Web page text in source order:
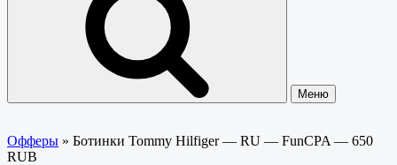
Меню
Офферы » Ботинки Tommy Hilfiger — RU — FunCPA — 650
RUB